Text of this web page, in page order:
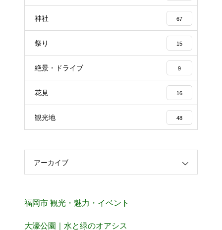
神社 67
祭り 15
絶景・ドライブ 9
花見 16
観光地 48
アーカイブ
福岡市 観光・魅力・イベント
大濠公園｜水と緑のオアシス